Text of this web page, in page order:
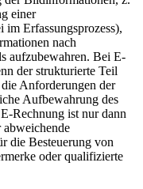
einer
Erfassungsprozess),
nach
aufzubewahren. Bei E-
der strukturierte Teil
Anforderungen der
Aufbewahrung des
Rechnung ist nur dann
die Besteuerung von
oder qualifizierte